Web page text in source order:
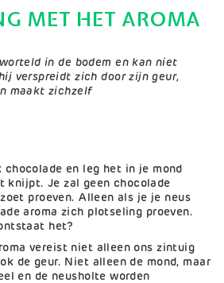
MET HET AROMA
in de bodem en kan niet
verspreidt zich door zijn geur,
maakt zichzelf
chocolade en leg het in je mond
knijpt. Je zal geen chocolade
proeven. Alleen als je je neus
aroma zich plotseling proeven.
het?
vereist niet alleen ons zintuig
de geur. Niet alleen de mond, maar
en de neusholte worden